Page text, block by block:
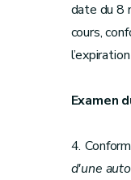
date du 8
cours,
Examen
4.
d'une